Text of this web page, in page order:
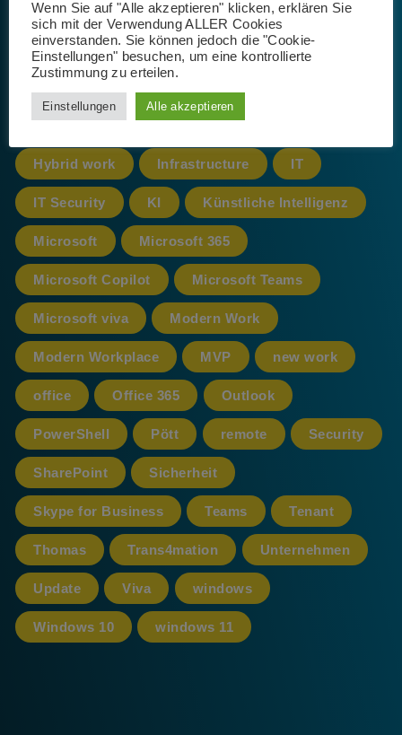
365 AI App Artificial Intelligence
Azure cloud CoPilot
Datenschutz-Grundverordnung
Hybrid work Infrastructure IT
IT Security KI Künstliche Intelligenz
Microsoft Microsoft 365
Microsoft Copilot Microsoft Teams
Microsoft viva Modern Work
Modern Workplace MVP new work
office Office 365 Outlook
PowerShell Pött remote Security
SharePoint Sicherheit
Skype for Business Teams Tenant
Thomas Trans4mation Unternehmen
Update Viva windows
Windows 10 windows 11
Wenn Sie auf "Alle akzeptieren" klicken, erklären Sie
sich mit der Verwendung ALLER Cookies
einverstanden. Sie können jedoch die "Cookie-
Einstellungen" besuchen, um eine kontrollierte
Zustimmung zu erteilen.
Einstellungen Alle akzeptieren